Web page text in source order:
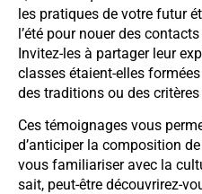
les pratiques de votre futur
l’été pour nouer des
Invitez-les à partager leur
classes étaient-elles
des traditions ou des
Ces témoignages vous
d’anticiper la composition
vous familiariser avec la
sait, peut-être découvrirez-